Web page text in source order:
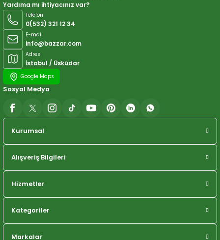
Yardıma mı ihtiyacınız var?
Telefon
0(532) 321 12 34
E-mail
info@bazzar.com
Adres
İstabul / Üsküdar
Google Maps
Kurumsal
Alışveriş Bilgileri
Hizmetler
Kategoriler
Markalar
Sosyal Medya